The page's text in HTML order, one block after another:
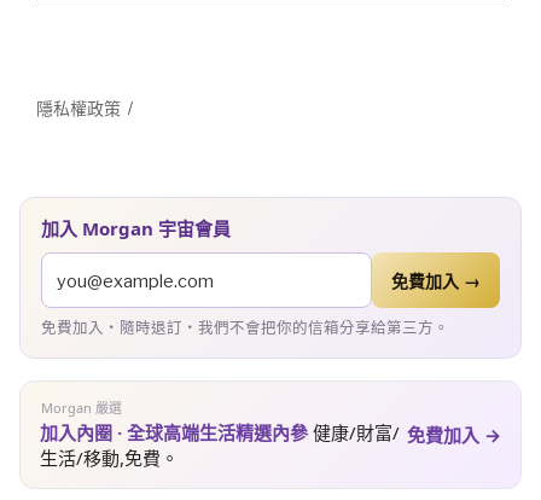
隱私權政策
加入 Morgan 宇宙會員
免費加入 →
免費加入・隨時退訂・我們不會把你的信箱分享給第三方。
Morgan 嚴選
加入內圈 · 全球高端生活精選內參健康/財富/
生活/移動,免費。
免費加入 →